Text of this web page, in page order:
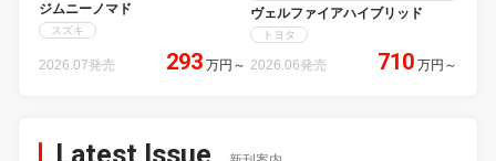
ジムニーノマド
スズキ
2026.07発売 293 万円 ～
ヴェルファイアハイブリッド
トヨタ
2026.06発売 710 万円 ～
Latest Issue